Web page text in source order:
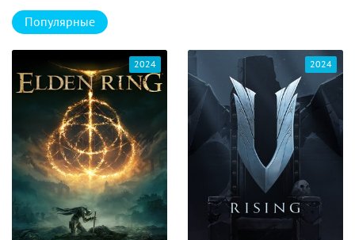
Популярные
2024 2024